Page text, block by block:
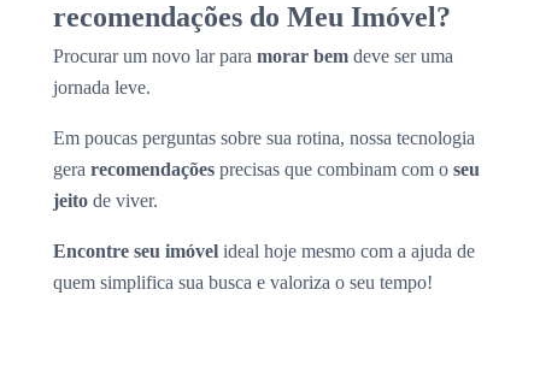
recomendações do Meu Imóvel?
Procurar um novo lar para morar bem deve ser uma
jornada leve.
Em poucas perguntas sobre sua rotina, nossa tecnologia
gera recomendações precisas que combinam com o seu
jeito de viver.
Encontre seu imóvel ideal hoje mesmo com a ajuda de
quem simplifica sua busca e valoriza o seu tempo!